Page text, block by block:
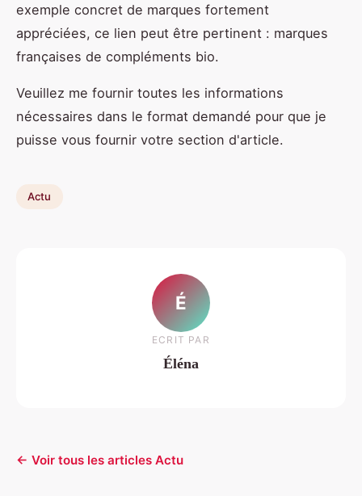
exemple concret de marques fortement
appréciées, ce lien peut être pertinent : marques
françaises de compléments bio.
Veuillez me fournir toutes les informations
nécessaires dans le format demandé pour que je
puisse vous fournir votre section d'article.
Actu
É
ECRIT PAR
Éléna
← Voir tous les articles Actu